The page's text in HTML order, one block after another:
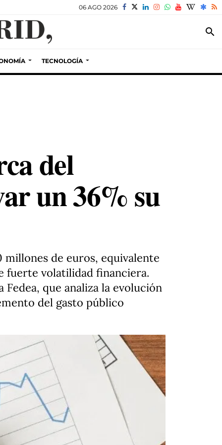
06 AGO 2026
search
TECNOLOGÍA
del
un 36% su
de euros, equivalente
fuerte volatilidad financiera.
que analiza la evolución
del gasto público